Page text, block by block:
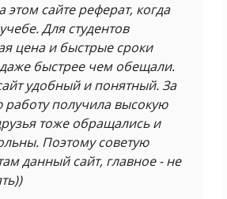
этом сайте реферат, когда
Для студентов
цена и быстрые сроки
быстрее чем обещали.
удобный и понятный. За
получила высокую
тоже обращались и
Поэтому советую
данный сайт, главное - не